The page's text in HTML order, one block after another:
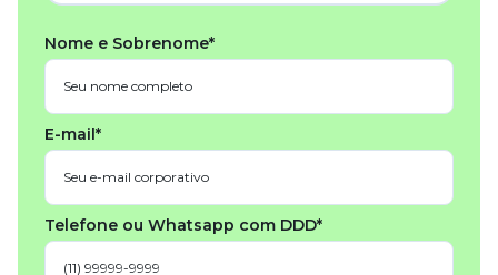
Nome e Sobrenome*
E-mail*
Telefone ou Whatsapp com DDD*